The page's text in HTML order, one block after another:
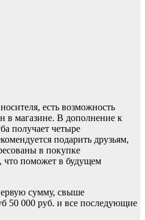
есть возможность
в магазине. В дополнение к
получает четыре
подарить друзьям,
в покупке
что поможет в будущем
сумму, свыше
50 000 руб. и все последующие